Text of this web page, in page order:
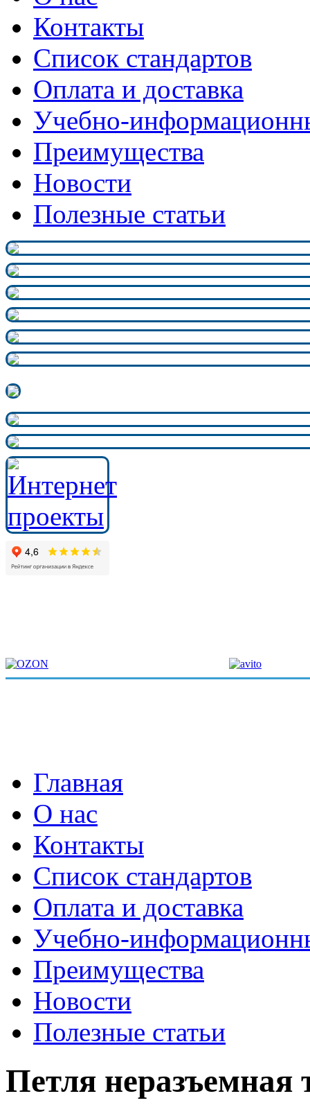
Контакты
Список стандартов
Оплата и доставка
Учебно-
Преимущества
Новости
Полезные статьи
Главная
О нас
Контакты
Список стандартов
Оплата и доставка
Учебно-
Преимущества
Новости
Полезные статьи
Петля